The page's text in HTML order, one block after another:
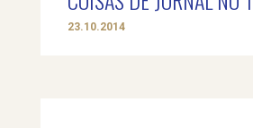
23.10.2014